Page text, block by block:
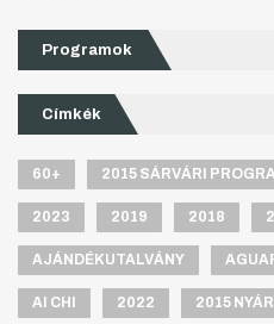
Programok
Címkék
60+ 2015 SÁRVÁRI
2023 2019 2018
AJÁNDÉKUTALVÁNY
AI CHI 2022 2015 NYÁR